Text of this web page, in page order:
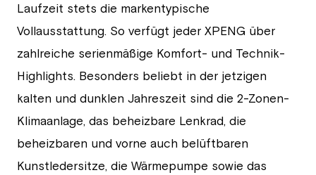
Laufzeit stets die markentypische
Vollausstattung. So verfügt jeder XPENG über
zahlreiche serienmäßige Komfort- und Technik-
Highlights. Besonders beliebt in der jetzigen
kalten und dunklen Jahreszeit sind die 2-Zonen-
Klimaanlage, das beheizbare Lenkrad, die
beheizbaren und vorne auch belüftbaren
Kunstledersitze, die Wärmepumpe sowie das